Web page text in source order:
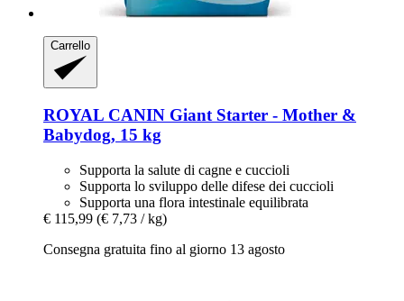
Carrello
ROYAL CANIN Giant Starter -​ Mother &
Babydog, 15 kg
Supporta la salute di cagne e cuccioli
Supporta lo sviluppo delle difese dei cuccioli
Supporta una flora intestinale equilibrata
€ 115,99 (€ 7,73 / kg)
Consegna gratuita fino al giorno 13 agosto